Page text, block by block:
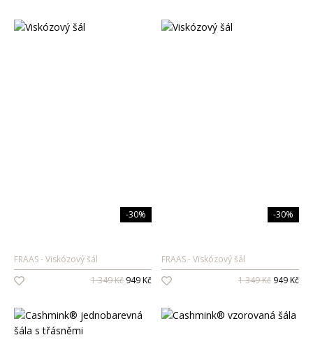
-30%
FRAAS Viskózový šál
1 349 Kč 949 Kč
-30%
FRAAS Viskózový šál
1 349 Kč 949 Kč